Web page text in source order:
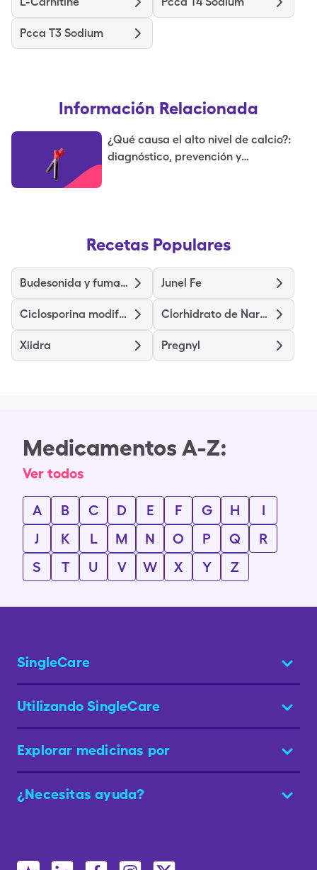
Pcca T3 Sodium
Información Relacionada
¿Qué causa el alto nivel de calcio?:
diagnóstico, prevención y
Recetas Populares
Budesonida y fumarato de formoterol Junel Fe
Ciclosporina modificada Clorhidrato de Naratriptán
Xiidra Pregnyl
Medicamentos A-Z:
Ver todos
A B C D E F G H
I
J
K L M N O P Q
R
S
T U V W X Y Z
SingleCare
Utilizando SingleCare
Explorar medicinas por
¿Necesitas ayuda?